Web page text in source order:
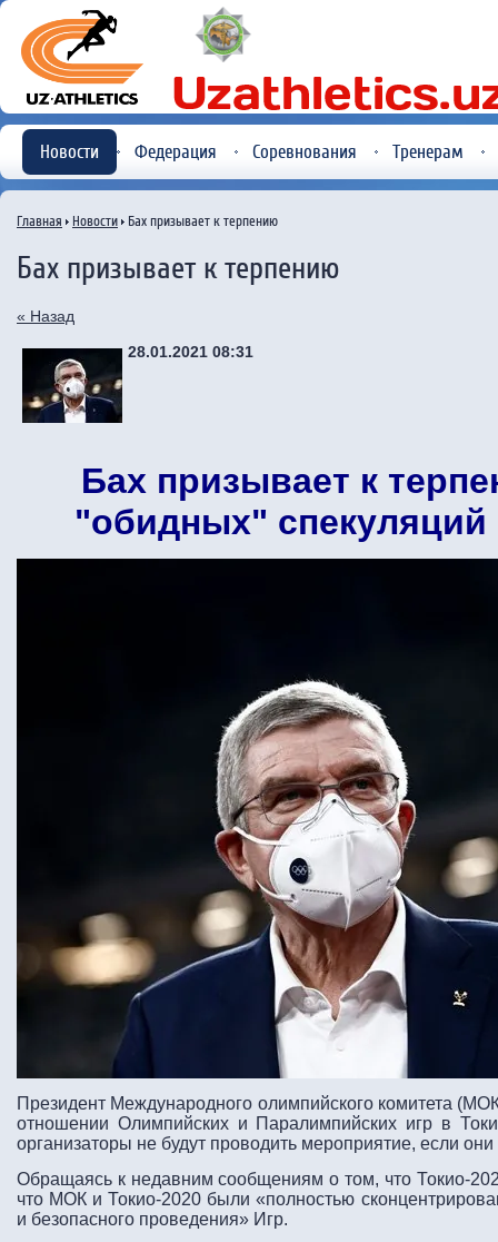
Новости Федерация Соревнования Тренерам
Главная Новости Бах призывает к терпению
Бах призывает к терпению
« Назад
28.01.2021 08:31
Бах призывает к
"обидных" спекуляций
Президент Международного олимпийского комитета
отношении Олимпийских и Паралимпийских игр в
организаторы не будут проводить мероприятие, если они
Обращаясь к недавним сообщениям о том, что Токио-
что МОК и Токио-2020 были «полностью
и безопасного проведения» Игр.